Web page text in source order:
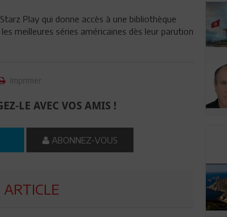
Play qui donne accès à une bibliothèque
meilleures séries américaines dès leur parution
Imprimer
LE AVEC VOS AMIS !
ABONNEZ-VOUS